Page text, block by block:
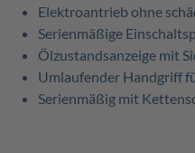
Elektroantrieb ohne
Serienmäßige
Ölzustandsanzeige mit
Umlaufender Handgriff
Serienmäßig mit